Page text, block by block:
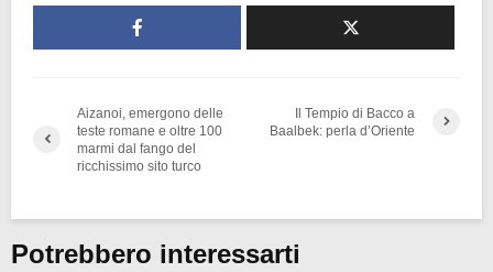
Aizanoi, emergono delle
teste romane e oltre 100
marmi dal fango del
ricchissimo sito turco
Il Tempio di Bacco a
Baalbek: perla d’Oriente
Potrebbero interessarti